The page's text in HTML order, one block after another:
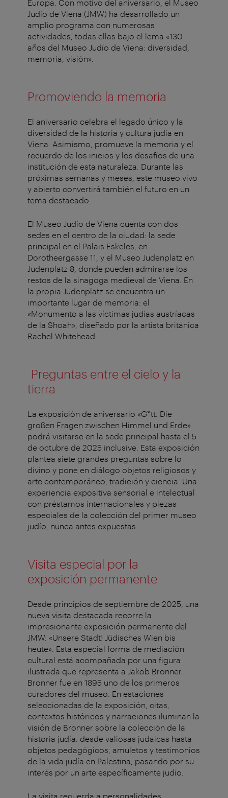
Europa. Con motivo del aniversario, el Museo
Judío de Viena (JMW) ha desarrollado un
amplio programa con numerosas
actividades, todas ellas bajo el lema «130
años del Museo Judío de Viena: diversidad,
memoria, visión».
Promoviendo la memoria
El aniversario celebra el legado único y la
diversidad de la historia y cultura judía en
Viena. Asimismo, promueve la memoria y el
recuerdo de los inicios y los desafíos de una
institución de esta naturaleza. Durante las
próximas semanas y meses, este museo vivo
y abierto convertirá también el futuro en un
tema destacado.
El Museo Judío de Viena cuenta con dos
sedes en el centro de la ciudad: la sede
principal en el Palais Eskeles, en
Dorotheergasse 11, y el Museo Judenplatz en
Judenplatz 8, donde pueden admirarse los
restos de la sinagoga medieval de Viena. En
la propia Judenplatz se encuentra un
importante lugar de memoria: el
«Monumento a las víctimas judías austríacas
de la Shoah», diseñado por la artista británica
Rachel Whitehead.
Preguntas entre el cielo y la
tierra
La exposición de aniversario «G*tt. Die
großen Fragen zwischen Himmel und Erde»
podrá visitarse en la sede principal hasta el 5
de octubre de 2025 inclusive. Esta exposición
plantea siete grandes preguntas sobre lo
divino y pone en diálogo objetos religiosos y
arte contemporáneo, tradición y ciencia. Una
experiencia expositiva sensorial e intelectual
con préstamos internacionales y piezas
especiales de la colección del primer museo
judío, nunca antes expuestas.
Visita especial por la
exposición permanente
Desde principios de septiembre de 2025, una
nueva visita destacada recorre la
impresionante exposición permanente del
JMW: «Unsere Stadt! Jüdisches Wien bis
heute». Esta especial forma de mediación
cultural está acompañada por una figura
ilustrada que representa a Jakob Bronner.
Bronner fue en 1895 uno de los primeros
curadores del museo. En estaciones
seleccionadas de la exposición, citas,
contextos históricos y narraciones iluminan la
visión de Bronner sobre la colección de la
historia judía: desde valiosas judaicas hasta
objetos pedagógicos, amuletos y testimonios
de la vida judía en Palestina, pasando por su
interés por un arte específicamente judío.
La visita recuerda a personalidades